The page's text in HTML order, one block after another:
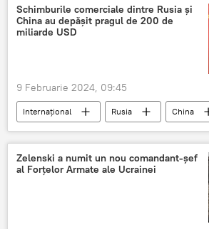
Schimburile comerciale dintre Rusia și
China au depășit pragul de 200 de
miliarde USD
9 Februarie 2024, 09:45
Internațional Rusia China
Zelenski a numit un nou comandant-șef
al Forțelor Armate ale Ucrainei